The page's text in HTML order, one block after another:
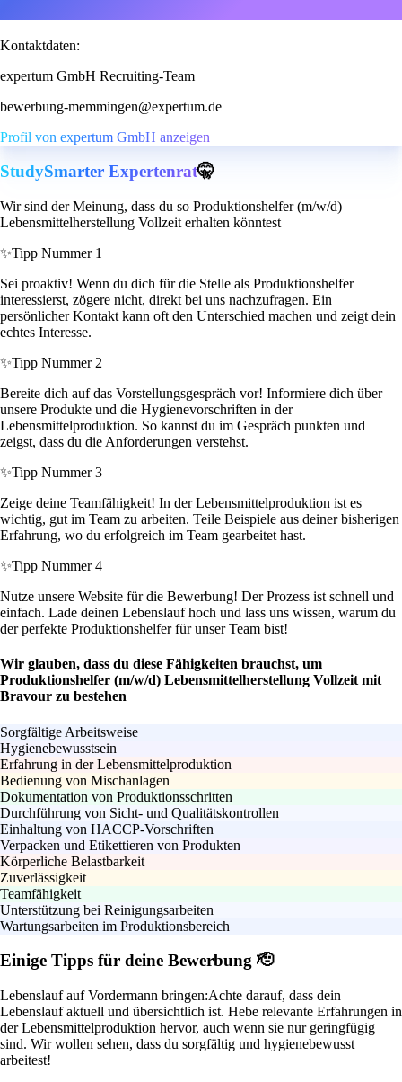
Kontaktdaten:
expertum GmbH Recruiting-Team
bewerbung-memmingen@expertum.de
Profil von expertum GmbH anzeigen
StudySmarter Expertenrat🤫
Wir sind der Meinung, dass du so Produktionshelfer (m/w/d)
Lebensmittelherstellung Vollzeit erhalten könntest
✨Tipp Nummer 1
Sei proaktiv! Wenn du dich für die Stelle als Produktionshelfer
interessierst, zögere nicht, direkt bei uns nachzufragen. Ein
persönlicher Kontakt kann oft den Unterschied machen und zeigt dein
echtes Interesse.
✨Tipp Nummer 2
Bereite dich auf das Vorstellungsgespräch vor! Informiere dich über
unsere Produkte und die Hygienevorschriften in der
Lebensmittelproduktion. So kannst du im Gespräch punkten und
zeigst, dass du die Anforderungen verstehst.
✨Tipp Nummer 3
Zeige deine Teamfähigkeit! In der Lebensmittelproduktion ist es
wichtig, gut im Team zu arbeiten. Teile Beispiele aus deiner bisherigen
Erfahrung, wo du erfolgreich im Team gearbeitet hast.
✨Tipp Nummer 4
Nutze unsere Website für die Bewerbung! Der Prozess ist schnell und
einfach. Lade deinen Lebenslauf hoch und lass uns wissen, warum du
der perfekte Produktionshelfer für unser Team bist!
Wir glauben, dass du diese Fähigkeiten brauchst, um
Produktionshelfer (m/w/d) Lebensmittelherstellung Vollzeit mit
Bravour zu bestehen
Sorgfältige Arbeitsweise
Hygienebewusstsein
Erfahrung in der Lebensmittelproduktion
Bedienung von Mischanlagen
Dokumentation von Produktionsschritten
Durchführung von Sicht- und Qualitätskontrollen
Einhaltung von HACCP-Vorschriften
Verpacken und Etikettieren von Produkten
Körperliche Belastbarkeit
Zuverlässigkeit
Teamfähigkeit
Unterstützung bei Reinigungsarbeiten
Wartungsarbeiten im Produktionsbereich
Einige Tipps für deine Bewerbung 🫡
Lebenslauf auf Vordermann bringen:Achte darauf, dass dein
Lebenslauf aktuell und übersichtlich ist. Hebe relevante Erfahrungen in
der Lebensmittelproduktion hervor, auch wenn sie nur geringfügig
sind. Wir wollen sehen, dass du sorgfältig und hygienebewusst
arbeitest!